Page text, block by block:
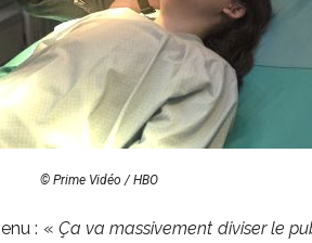
© Prime Vidéo / HBO
: « Ça va massivement diviser le